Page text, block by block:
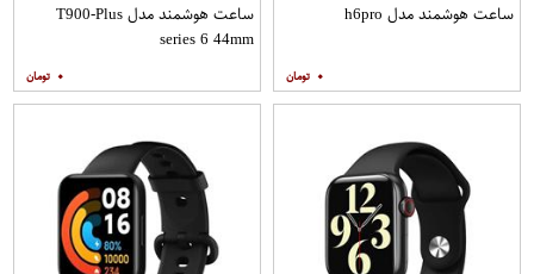
ساعت هوشمند مدل h6pro
۰
ساعت هوشمند مدل T900-Plus
series 6 44mm
۰